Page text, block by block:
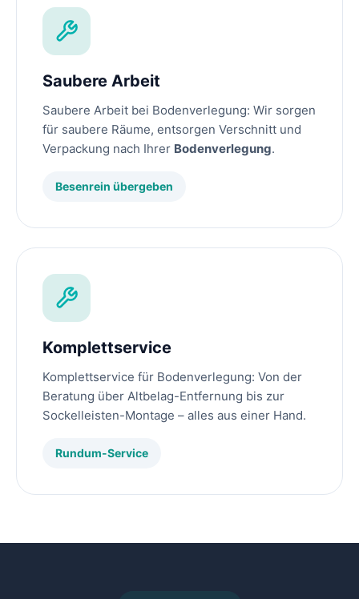
Saubere Arbeit
Saubere Arbeit bei Bodenverlegung: Wir sorgen
für saubere Räume, entsorgen Verschnitt und
Verpackung nach Ihrer Bodenverlegung.
Besenrein übergeben
Komplettservice
Komplettservice für Bodenverlegung: Von der
Beratung über Altbelag-Entfernung bis zur
Sockelleisten-Montage – alles aus einer Hand.
Rundum-Service